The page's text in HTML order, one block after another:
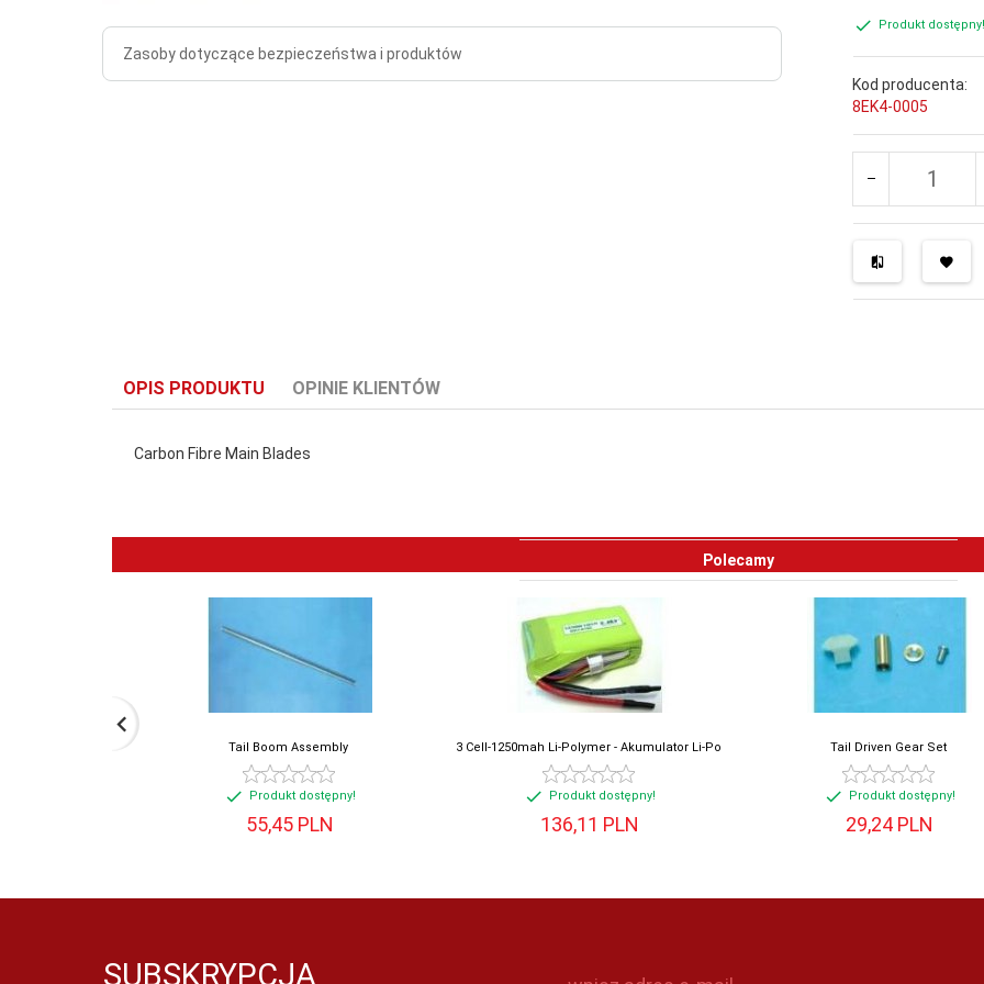
Zasoby dotyczące bezpieczeństwa i produktów
Produkt dostępny!
Kod producenta:
8EK4-0005
OPIS PRODUKTU OPINIE KLIENTÓW
Carbon Fibre Main Blades
Polecamy
Tail Boom Assembly
Produkt dostępny!
55,45 PLN
3 Cell-1250mah Li-Polymer - Akumulator Li-Po
Produkt dostępny!
136,11 PLN
Tail Driven Gear Set
Produkt dostępny!
29,24 PLN
SUBSKRYPCJA